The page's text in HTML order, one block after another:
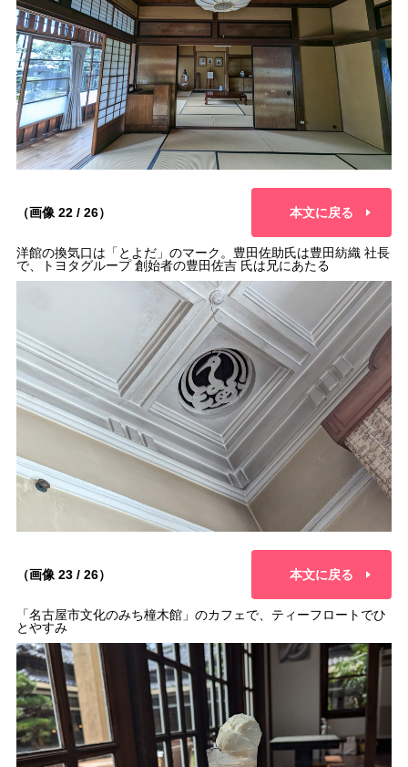
（画像 22 / 26） 本文に戻る
洋館の換気口は「とよだ」のマーク。豊田佐助氏は豊田紡織 社長
で、トヨタグループ 創始者の豊田佐吉 氏は兄にあたる
（画像 23 / 26） 本文に戻る
「名古屋市文化のみち橦木館」のカフェで、ティーフロートでひ
とやすみ